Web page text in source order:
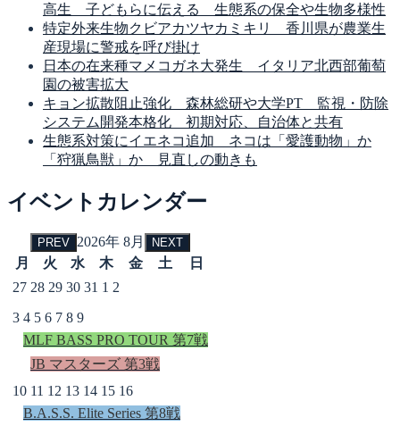
高生 子どもらに伝える 生態系の保全や生物多様性
特定外来生物クビアカツヤカミキリ 香川県が農業生
産現場に警戒を呼び掛け
日本の在来種マメコガネ大発生 イタリア北西部葡萄
園の被害拡大
キョン拡散阻止強化 森林総研や大学PT 監視・防除
システム開発本格化 初期対応、自治体と共有
生態系対策にイエネコ追加 ネコは「愛護動物」か
「狩猟鳥獣」か 見直しの動きも
イベントカレンダー
PREV 2026年 8月 NEXT
月 火 水 木 金 土
日
27 28 29 30 31 1 2
3 4 5 6 7 8 9
MLF BASS PRO TOUR 第7戦
JB マスターズ 第3戦
10 11 12 13 14 15 16
B.A.S.S. Elite Series 第8戦